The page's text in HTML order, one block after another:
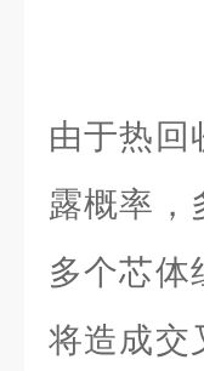
由于热回
露概率，
多个芯体
将造成交